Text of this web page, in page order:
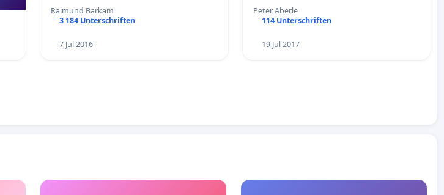
Raimund Barkam
3 184 Unterschriften
7 Jul 2016
Peter Aberle
114 Unterschriften
19 Jul 2017